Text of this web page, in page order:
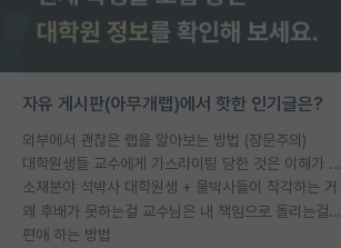
자유 게시판(아무개랩)에서 핫한 인기글은?
외부에서 괜찮은 랩을 알아보는 방법 (장문주의)
대학원생들 교수에게 가스라이팅 당한 것은 이해가 갑니다. 안타깝네요.
소재분야 석박사 대학원생 + 물박사들이 착각하는 거
왜 후배가 못하는걸 교수님은 내 책임으로 돌리는걸까요?
편애 하는 방법